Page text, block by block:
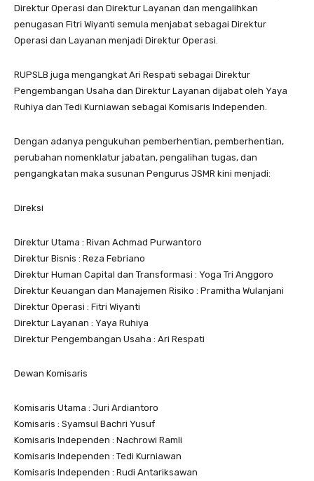
Direktur Operasi dan Direktur Layanan dan mengalihkan
penugasan Fitri Wiyanti semula menjabat sebagai Direktur
Operasi dan Layanan menjadi Direktur Operasi.
RUPSLB juga mengangkat Ari Respati sebagai Direktur
Pengembangan Usaha dan Direktur Layanan dijabat oleh Yaya
Ruhiya dan Tedi Kurniawan sebagai Komisaris Independen.
Dengan adanya pengukuhan pemberhentian, pemberhentian,
perubahan nomenklatur jabatan, pengalihan tugas, dan
pengangkatan maka susunan Pengurus JSMR kini menjadi:
Direksi
Direktur Utama : Rivan Achmad Purwantoro
Direktur Bisnis : Reza Febriano
Direktur Human Capital dan Transformasi : Yoga Tri Anggoro
Direktur Keuangan dan Manajemen Risiko : Pramitha Wulanjani
Direktur Operasi : Fitri Wiyanti
Direktur Layanan : Yaya Ruhiya
Direktur Pengembangan Usaha : Ari Respati
Dewan Komisaris
Komisaris Utama : Juri Ardiantoro
Komisaris : Syamsul Bachri Yusuf
Komisaris Independen : Nachrowi Ramli
Komisaris Independen : Tedi Kurniawan
Komisaris Independen : Rudi Antariksawan